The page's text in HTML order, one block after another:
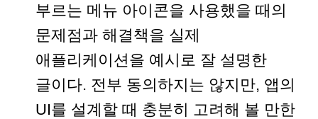
부르는 메뉴 아이콘을 사용했을 때의
문제점과 해결책을 실제
애플리케이션을 예시로 잘 설명한
글이다. 전부 동의하지는 않지만, 앱의
UI를 설계할 때 충분히 고려해 볼 만한